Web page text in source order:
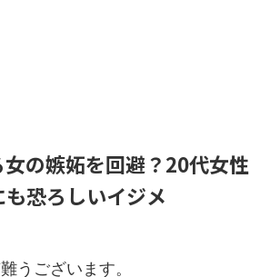
の嫉妬を回避？20代女性
恐ろしいイジメ
うございます。